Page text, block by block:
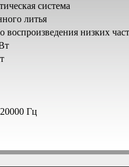
система
литья
воспроизведения низких
Гц